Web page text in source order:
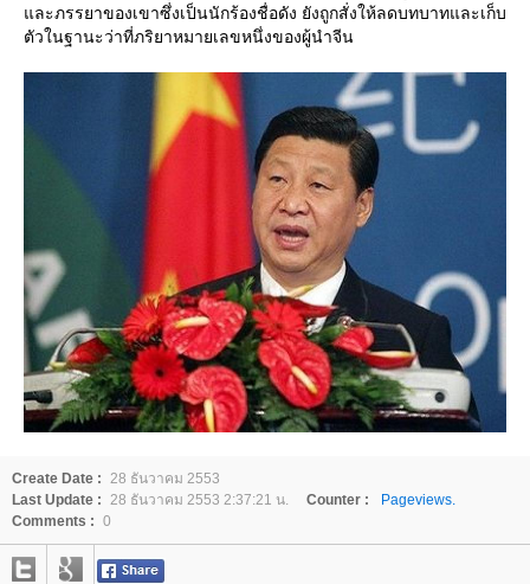
ละภรรยาของเขาซึ่งเป็นนักร้องชื่อดัง ยังถูกสั่งให้ลดบทบาทและเก็บ
ตัวในฐานะว่าที่ภริยาหมายเลขหนึ่งของผู้นำจีน
Create Date : 28 ธันวาคม 2553
Last Update : 28 ธันวาคม 2553 2:37:21 น. Counter :
Pageviews.
Comments : 0